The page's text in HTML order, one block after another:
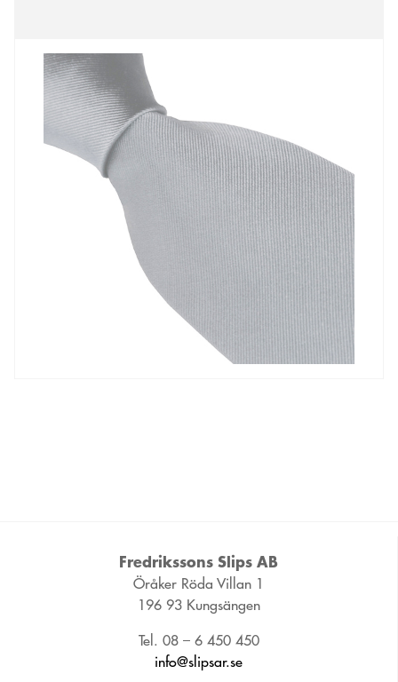
Fredrikssons Slips AB
Öråker Röda Villan 1
196 93 Kungsängen
Tel. 08 – 6 450 450
info@slipsar.se